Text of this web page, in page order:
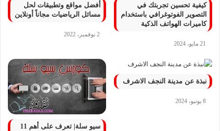
كيفية تحسين تجربتك في
التصوير الفوتوغرافي باستخدام
كاميرات الهواتف الذكية
21 مايو، 2024
أفضل مواقع وتطبيقات لحل
مسائل الرياضيات مجاناً أونلاين
2 نوفمبر، 2022
نبذة عن مدينة النجف الاشرف
8 يونيو، 2024
سيو سلة| تعرف على أهم 11